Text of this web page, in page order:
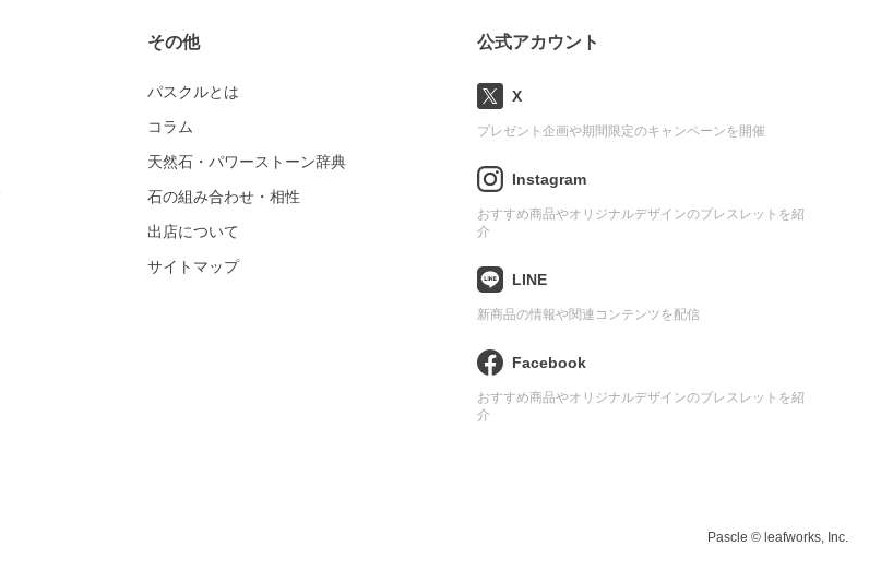
その他
パスクルとは
コラム
天然石・パワーストーン辞典
石の組み合わせ・相性
出店について
サイトマップ
公式アカウント
X
プレゼント企画や期間限定のキャンペーンを開催
Instagram
おすすめ商品やオリジナルデザインのブレスレットを紹
介
LINE
新商品の情報や関連コンテンツを配信
Facebook
おすすめ商品やオリジナルデザインのブレスレットを紹
介
Pascle © leafworks, Inc.